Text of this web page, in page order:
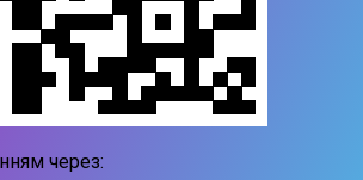
через: